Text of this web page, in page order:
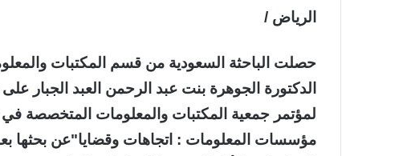
الرياض /
حصلت الباحثة السعودية من قسم المكتبات
الدكتورة الجوهرة بنت عبد الرحمن العبد الجبار
لمؤتمر جمعية المكتبات والمعلومات المتخصصة في
مؤسسات المعلومات : اتجاهات وقضايا"عن بحثها